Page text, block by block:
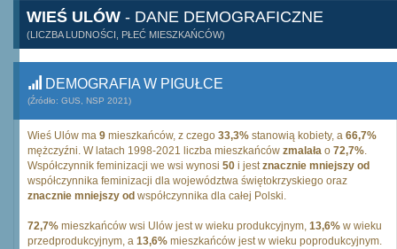
WIEŚ ULÓW - DANE DEMOGRAFICZNE
(LICZBA LUDNOŚCI, PŁEĆ MIESZKAŃCÓW)
DEMOGRAFIA W PIGUŁCE
(Źródło: GUS, NSP 2021)
Wieś Ulów ma 9 mieszkańców, z czego 33,3% stanowią kobiety, a 66,7%
mężczyźni. W latach 1998-2021 liczba mieszkańców zmalała o 72,7%.
Współczynnik feminizacji we wsi wynosi 50 i jestznacznie mniejszy od
współczynnika feminizacji dla województwa świętokrzyskiego oraz
znacznie mniejszy od współczynnika dla całej Polski.
72,7% mieszkańców wsi Ulów jest w wieku produkcyjnym, 13,6% w wieku
przedprodukcyjnym, a 13,6% mieszkańców jest w wieku poprodukcyjnym.